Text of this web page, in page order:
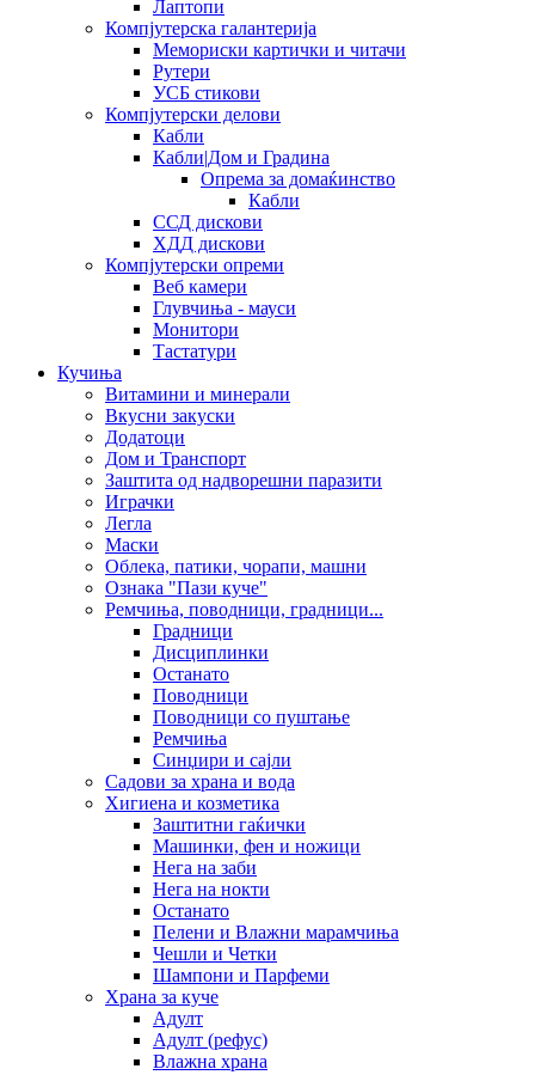
Лаптопи
Компјутерска галантерија
Мемориски картички и читачи
Рутери
УСБ стикови
Компјутерски делови
Кабли
Кабли|Дом и Градина
Опрема за домаќинство
Кабли
ССД дискови
ХДД дискови
Компјутерски опреми
Веб камери
Глувчиња - мауси
Монитори
Тастатури
Кучиња
Витамини и минерали
Вкусни закуски
Додатоци
Дом и Транспорт
Заштита од надворешни паразити
Играчки
Легла
Маски
Облека, патики, чорапи, машни
Ознака "Пази куче"
Ремчиња, поводници, градници...
Градници
Дисциплинки
Останато
Поводници
Поводници со пуштање
Ремчиња
Синџири и сајли
Садови за храна и вода
Хигиена и козметика
Заштитни гаќички
Машинки, фен и ножици
Нега на заби
Нега на нокти
Останато
Пелени и Влажни марамчиња
Чешли и Четки
Шампони и Парфеми
Храна за куче
Адулт
Адулт (рефус)
Влажна храна